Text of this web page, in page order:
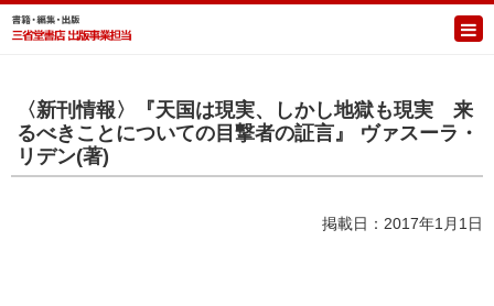
〈新刊情報〉『天国は現実、しかし地獄も現実 来
るべきことについての目撃者の証言』 ヴァスーラ・
リデン(著)
掲載日：2017年1月1日